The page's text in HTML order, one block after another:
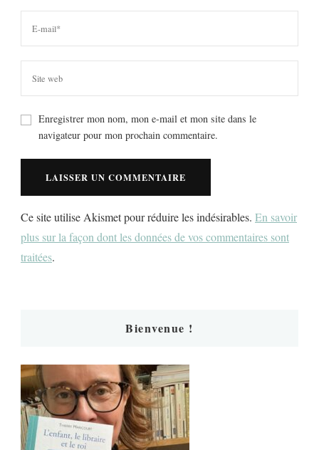
Enregistrer mon nom, mon e-mail et mon site dans le
navigateur pour mon prochain commentaire.
Ce site utilise Akismet pour réduire les indésirables. En savoir
plus sur la façon dont les données de vos commentaires sont
traitées.
Bienvenue !